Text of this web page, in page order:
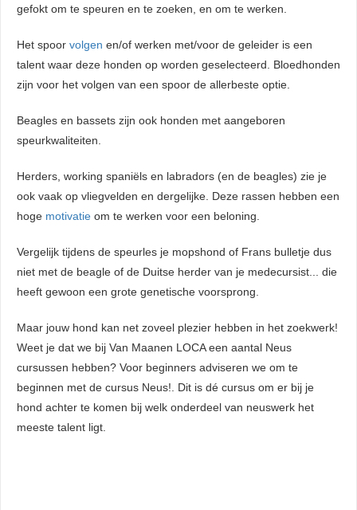
gefokt om te speuren en te zoeken, en om te werken.
Het spoor volgen en/of werken met/voor de geleider is een
talent waar deze honden op worden geselecteerd. Bloedhonden
zijn voor het volgen van een spoor de allerbeste optie.
Beagles en bassets zijn ook honden met aangeboren
speurkwaliteiten.
Herders, working spaniëls en labradors (en de beagles) zie je
ook vaak op vliegvelden en dergelijke. Deze rassen hebben een
hoge motivatie om te werken voor een beloning.
Vergelijk tijdens de speurles je mopshond of Frans bulletje dus
niet met de beagle of de Duitse herder van je medecursist... die
heeft gewoon een grote genetische voorsprong.
Maar jouw hond kan net zoveel plezier hebben in het zoekwerk!
Weet je dat we bij Van Maanen LOCA een aantal Neus
cursussen hebben? Voor beginners adviseren we om te
beginnen met de cursus Neus!. Dit is dé cursus om er bij je
hond achter te komen bij welk onderdeel van neuswerk het
meeste talent ligt.